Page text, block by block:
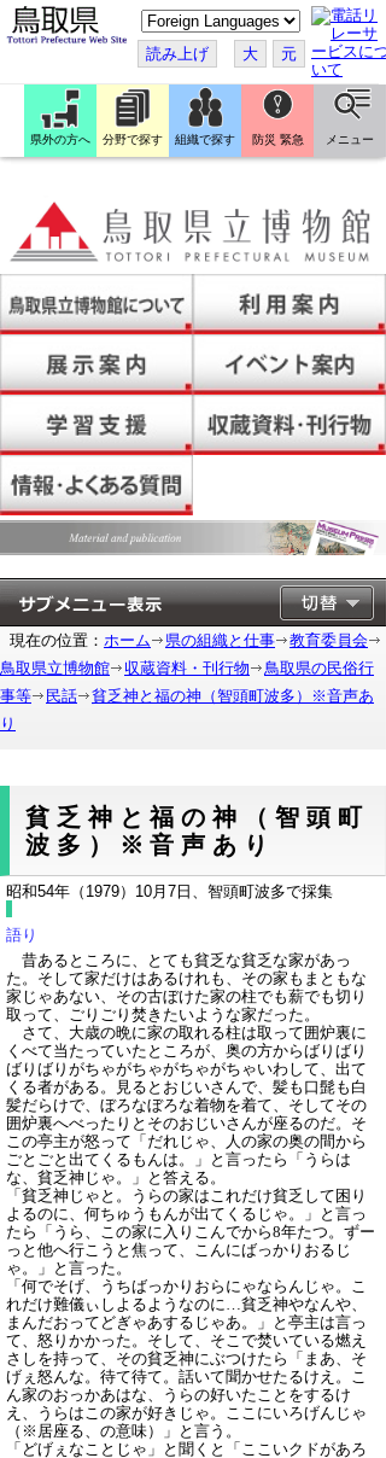
こ
の
ペ
ー
ジ
翻
訳
す
読み上げ 大 元
県外の方へ 分野で探す 組織で探す 防災 緊急 メニュー
現在の位置： ホーム 県の組織と仕事
教育委員会
鳥取県立博物館
収蔵資料・刊行物
鳥取県の民俗行
事等
民話
貧乏神と福の神（智頭町波多）※音声あ
り
貧乏神と福の神（智頭町
波多）※音声あり
昭和54年（1979）10月7日、智頭町波多で採集
語り
昔あるところに、とても貧乏な貧乏な家があっ
た。そして家だけはあるけれも、その家もまともな
家じゃあない、その古ぼけた家の柱でも薪でも切り
取って、ごりごり焚きたいような家だった。
さて、大歳の晩に家の取れる柱は取って囲炉裏に
くべて当たっていたところが、奥の方からばりばり
ばりばりがちゃがちゃがちゃがちゃいわして、出て
くる者がある。見るとおじいさんで、髪も口髭も白
髪だらけで、ぼろなぼろな着物を着て、そしてその
囲炉裏へべったりとそのおじいさんが座るのだ。そ
この亭主が怒って「だれじゃ、人の家の奥の間から
ごとごと出てくるもんは。」と言ったら「うらは
な、貧乏神じゃ。」と答える。
「貧乏神じゃと。うらの家はこれだけ貧乏して困り
よるのに、何ちゅうもんが出てくるじゃ。」と言っ
たら「うら、この家に入りこんでから8年たつ。ずー
っと他へ行こうと焦って、こんにばっかりおるじ
ゃ。」と言った。
「何でそげ、うちばっかりおらにゃならんじゃ。こ
れだけ難儀ぃしよるようなのに…貧乏神やなんや、
まんだおってどぎゃあするじゃあ。」と亭主は言っ
て、怒りかかった。そして、そこで焚いている燃え
さしを持って、その貧乏神にぶつけたら「まあ、そ
げぇ怒んな。待て待て。話いて聞かせたるけえ。こ
ん家のおっかあはな、うらの好いたことをするけ
え、うらはこの家が好きじゃ。ここにいろげんじゃ
（※居座る、の意味）」と言う。
「どげぇなことじゃ」と聞くと「ここいクドがあろ